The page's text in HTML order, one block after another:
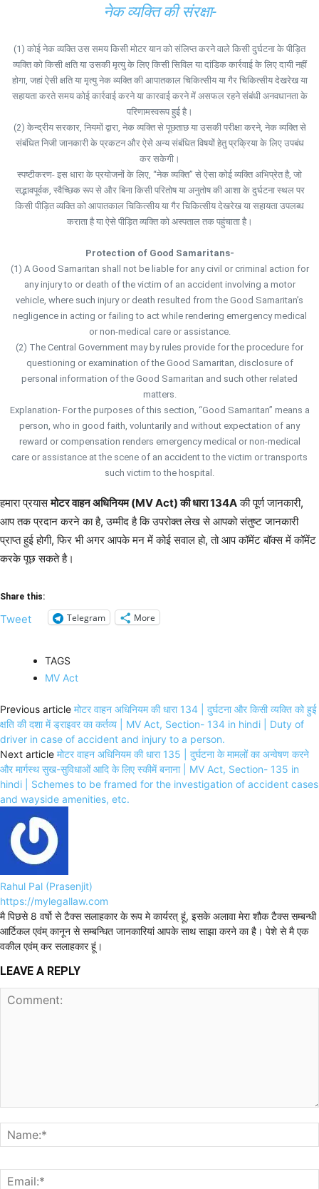
नेक व्यक्ति की संरक्षा-
(1) कोई नेक व्यक्ति उस समय किसी मोटर यान को संलिप्त करने वाले किसी दुर्घटना के पीड़ित
व्यक्ति को किसी क्षति या उसकी मृत्यु के लिए किसी सिविल या दांडिक कार्रवाई के लिए दायी नहीं
होगा, जहां ऐसी क्षति या मृत्यु नेक व्यक्ति की आपातकाल चिकित्सीय या गैर चिकित्सीय देखरेख या
सहायता करते समय कोई कार्रवाई करने या कारवाई करने में असफल रहने संबंधी अनवधानता के
परिणामस्वरूप हुई है।
(2) केन्द्रीय सरकार, नियमों द्वारा, नेक व्यक्ति से पूछताछ या उसकी परीक्षा करने, नेक व्यक्ति से
संबंधित निजी जानकारी के प्रकटन और ऐसे अन्य संबंधित विषयों हेतु प्रक्रिया के लिए उपबंध
कर सकेगी।
स्पष्टीकरण- इस धारा के प्रयोजनों के लिए, “नेक व्यक्ति” से ऐसा कोई व्यक्ति अभिप्रेत है, जो
सद्भावपूर्वक, स्वैच्छिक रूप से और बिना किसी परितोष या अनुतोष की आशा के दुर्घटना स्थल पर
किसी पीड़ित व्यक्ति को आपातकाल चिकित्सीय या गैर चिकित्सीय देखरेख या सहायता उपलब्ध
कराता है या ऐसे पीड़ित व्यक्ति को अस्पताल तक पहुंचाता है।
Protection of Good Samaritans-
(1) A Good Samaritan shall not be liable for any civil or criminal action for
any injury to or death of the victim of an accident involving a motor
vehicle, where such injury or death resulted from the Good Samaritan’s
negligence in acting or failing to act while rendering emergency medical
or non-medical care or assistance.
(2) The Central Government may by rules provide for the procedure for
questioning or examination of the Good Samaritan, disclosure of
personal information of the Good Samaritan and such other related
matters.
Explanation- For the purposes of this section, “Good Samaritan” means a
person, who in good faith, voluntarily and without expectation of any
reward or compensation renders emergency medical or non-medical
care or assistance at the scene of an accident to the victim or transports
such victim to the hospital.
हमारा प्रयासमोटर वाहन अधिनियम (MV Act) की धारा 134Aकी पूर्ण जानकारी,
आप तक प्रदान करने का है, उम्मीद है कि उपरोक्त लेख से आपको संतुष्ट जानकारी
प्राप्त हुई होगी, फिर भी अगर आपके मन में कोई सवाल हो, तो आप कॉमेंट बॉक्स में कॉमेंट
करके पूछ सकते है।
Share this:
Tweet Telegram More
TAGS
MV Act
Previous article मोटर वाहन अधिनियम की धारा 134 | दुर्घटना और किसी व्यक्ति को हुई
क्षति की दशा में ड्राइवर का कर्तव्य | MV Act, Section- 134 in hindi | Duty of
driver in case of accident and injury to a person.
Next article मोटर वाहन अधिनियम की धारा 135 | दुर्घटना के मामलों का अन्वेषण करने
और मार्गस्थ सुख-सुविधाओं आदि के लिए स्कीमें बनाना | MV Act, Section- 135 in
hindi | Schemes to be framed for the investigation of accident cases
and wayside amenities, etc.
Rahul Pal (Prasenjit)
https://mylegallaw.com
मै पिछसे 8 वर्षो से टैक्स सलाहकार के रूप मे कार्यरत् हूं, इसके अलावा मेरा शौक टैक्स सम्बन्धी
आर्टिकल एवंम् कानून से सम्बन्धित जानकारियां आपके साथ साझा करने का है। पेशे से मै एक
वकील एवंम् कर सलाहकार हूं।
LEAVE A REPLY